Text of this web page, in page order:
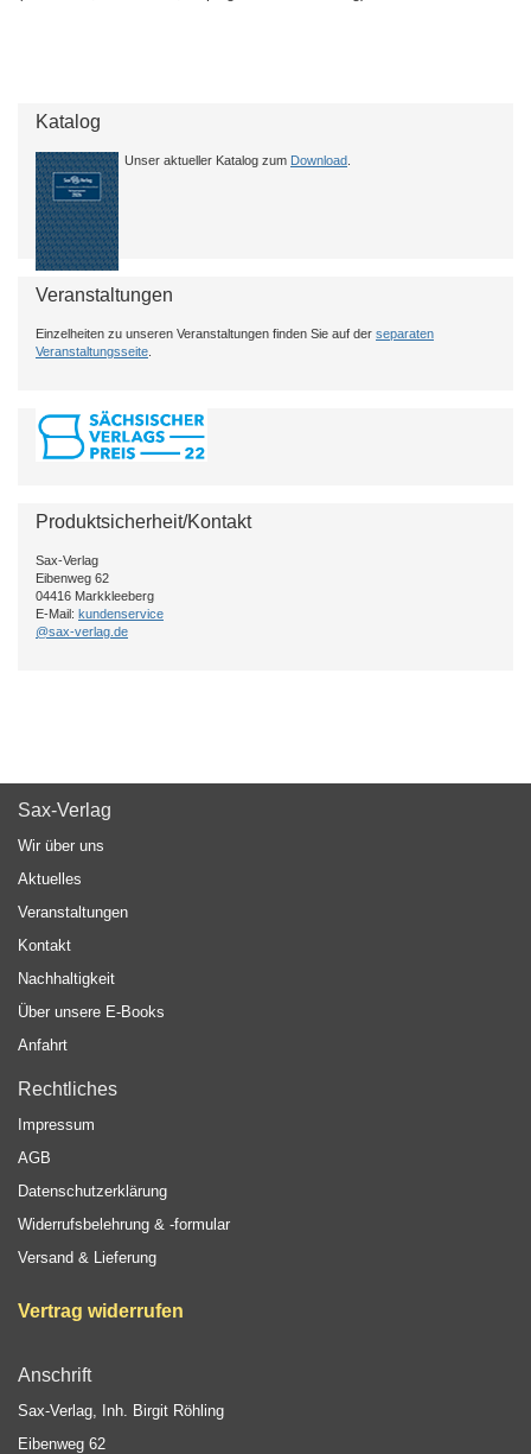
Katalog
Unser aktueller Katalog zum Download
Veranstaltungen
Einzelheiten zu unseren Veranstaltungen finden Sie auf der separaten
Veranstaltungsseite
Produktsicherheit/Kontakt
Sax-Verlag
Eibenweg 62
04416 Markkleeberg
E-Mail: kundenservice
@sax-verlag.de
Sax-Verlag
Wir über uns
Aktuelles
Veranstaltungen
Kontakt
Nachhaltigkeit
Über unsere E-Books
Anfahrt
Rechtliches
Impressum
AGB
Datenschutzerklärung
Widerrufsbelehrung & -formular
Versand & Lieferung
Vertrag widerrufen
Anschrift
Sax-Verlag, Inh. Birgit Röhling
Eibenweg 62